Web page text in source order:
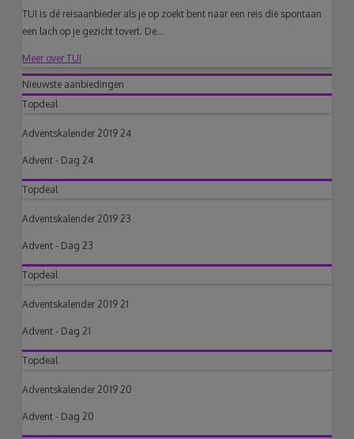
TUI is dé reisaanbieder als je op zoekt bent naar een reis die spontaan
een lach op je gezicht tovert. De...
Meer over TUI
Nieuwste aanbiedingen
Topdeal
Adventskalender 2019 24
Advent - Dag 24
Topdeal
Adventskalender 2019 23
Advent - Dag 23
Topdeal
Adventskalender 2019 21
Advent - Dag 21
Topdeal
Adventskalender 2019 20
Advent - Dag 20